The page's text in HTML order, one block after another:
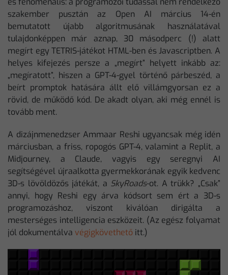
szakember pusztán az Open AI március 14-én
bemutatott újabb algoritmusának használatával
tulajdonképpen már aznap, 30 másodperc (!) alatt
megírt egy TETRIS-játékot HTML-ben és Javascriptben. A
helyes kifejezés persze a „megírt” helyett inkább az:
„megíratott”, hiszen a GPT-4-gyel történő párbeszéd, a
beírt promptok hatására állt elő villámgyorsan ez a
rövid, de működő kód. De akadt olyan, aki még ennél is
tovább ment.
A dizájnmenedzser Ammaar Reshi ugyancsak még idén
márciusban, a friss, ropogós GPT-4, valamint a Replit, a
Midjourney, a Claude, vagyis egy seregnyi AI
segítségével újraalkotta gyermekkorának egyik kedvenc
3D-s lövöldözős játékát, a SkyRoads-ot. A trükk? „Csak”
annyi, hogy Reshi egy árva kódsort sem ért a 3D-s
programozáshoz, viszont kiválóan dirigálta a
mesterséges intelligencia eszközeit. (Az egész folyamat
jól dokumentálva végigkövethető itt.)